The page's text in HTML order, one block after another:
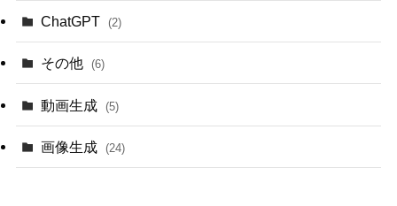
ChatGPT (2)
その他 (6)
動画生成 (5)
画像生成 (24)